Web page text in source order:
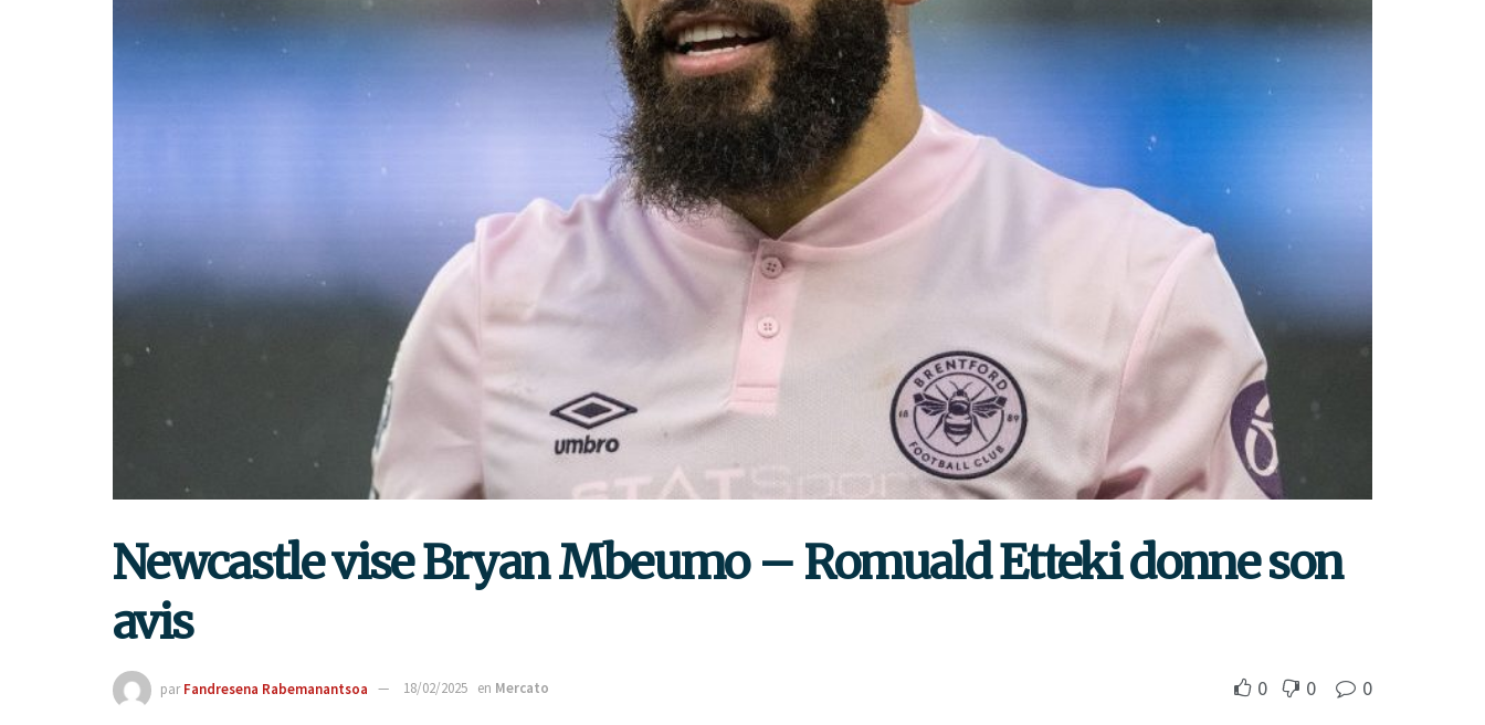
Newcastle vise Bryan Mbeumo – Romuald Etteki donne son
avis
par Fandresena Rabemanantsoa 18/02/2025 en Mercato 0 0 0